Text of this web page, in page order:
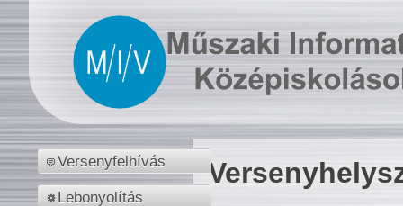
Versenyfelhívás
Lebonyolítás